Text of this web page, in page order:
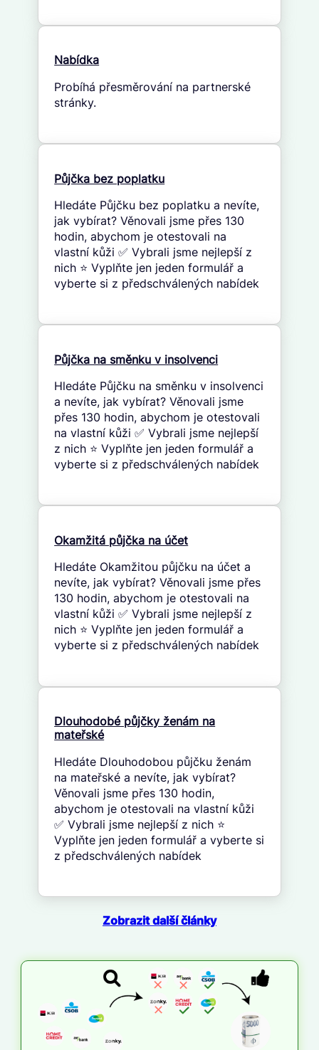
Nabídka
Probíhá přesměrování na partnerské
stránky.
Půjčka bez poplatku
Hledáte Půjčku bez poplatku a nevíte,
jak vybírat? Věnovali jsme přes 130
hodin, abychom je otestovali na
vlastní kůži ✅ Vybrali jsme nejlepší z
nich ⭐ Vyplňte jen jeden formulář a
vyberte si z předschválených nabídek
Půjčka na směnku v insolvenci
Hledáte Půjčku na směnku v insolvenci
a nevíte, jak vybírat? Věnovali jsme
přes 130 hodin, abychom je otestovali
na vlastní kůži ✅ Vybrali jsme nejlepší
z nich ⭐ Vyplňte jen jeden formulář a
vyberte si z předschválených nabídek
Okamžitá půjčka na účet
Hledáte Okamžitou půjčku na účet a
nevíte, jak vybírat? Věnovali jsme přes
130 hodin, abychom je otestovali na
vlastní kůži ✅ Vybrali jsme nejlepší z
nich ⭐ Vyplňte jen jeden formulář a
vyberte si z předschválených nabídek
Dlouhodobé půjčky ženám na
mateřské
Hledáte Dlouhodobou půjčku ženám
na mateřské a nevíte, jak vybírat?
Věnovali jsme přes 130 hodin,
abychom je otestovali na vlastní kůži
✅ Vybrali jsme nejlepší z nich ⭐
Vyplňte jen jeden formulář a vyberte si
z předschválených nabídek
Zobrazit další články